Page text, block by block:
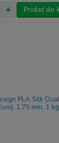
Pridať do